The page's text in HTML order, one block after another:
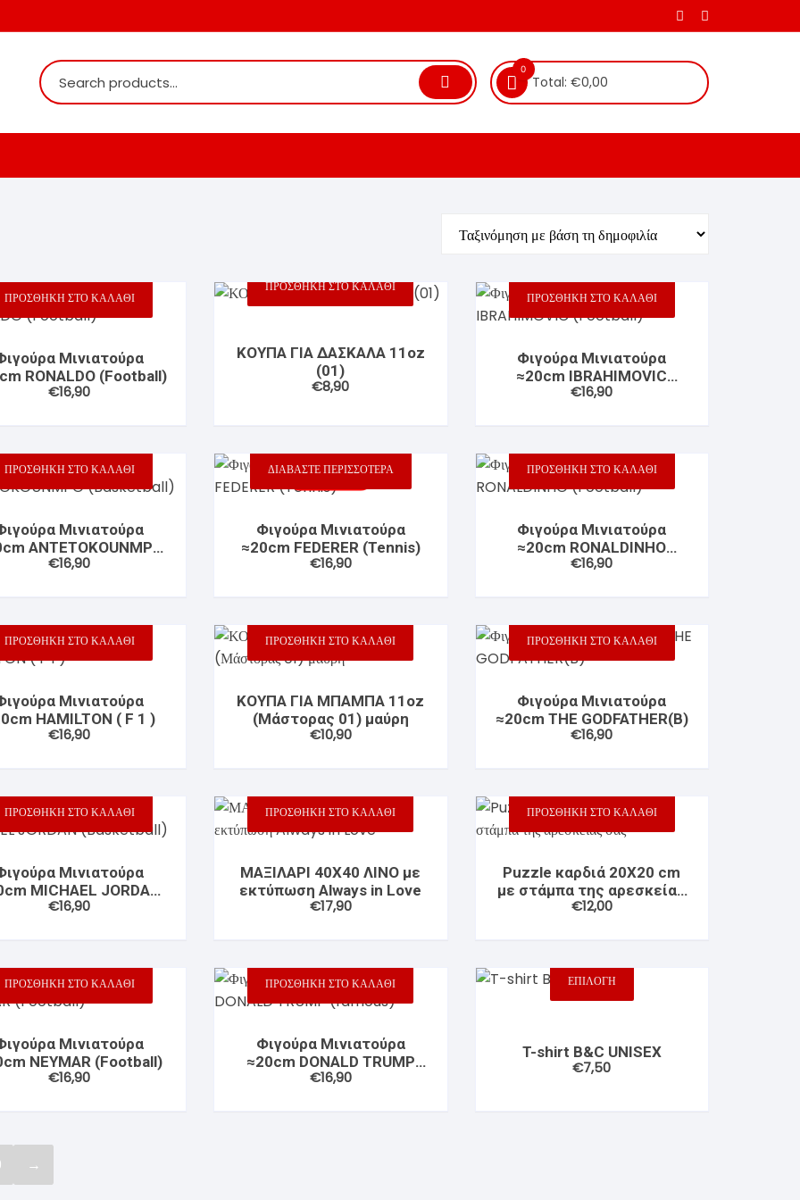
0
Total: €0,00
ΠΡΟΣΘΉΚΗ ΣΤΟ ΚΑΛΆΘΙ
Μινιατούρα
RONALDO (Football)
€16,90
ΠΡΟΣΘΉΚΗ ΣΤΟ ΚΑΛΆΘΙ
ΚΟΥΠΑ ΓΙΑ ΔΑΣΚΑΛΑ 11oz
(01)
€8,90
ΠΡΟΣΘΉΚΗ ΣΤΟ ΚΑΛΆΘΙ
Φιγούρα Μινιατούρα
≈20cm IBRAHIMOVIC
(Football)
€16,90
ΠΡΟΣΘΉΚΗ ΣΤΟ ΚΑΛΆΘΙ
Μινιατούρα
ANTETOKOUNMPO
(Basketball)
€16,90
Εξαντλημένο
ΔΙΑΒΆΣΤΕ ΠΕΡΙΣΣΌΤΕΡΑ
Φιγούρα Μινιατούρα
≈20cm FEDERER (Tennis)
€16,90
ΠΡΟΣΘΉΚΗ ΣΤΟ ΚΑΛΆΘΙ
Φιγούρα Μινιατούρα
≈20cm RONALDINHO
(Football)
€16,90
ΠΡΟΣΘΉΚΗ ΣΤΟ ΚΑΛΆΘΙ
Μινιατούρα
HAMILTON ( F 1 )
€16,90
ΠΡΟΣΘΉΚΗ ΣΤΟ ΚΑΛΆΘΙ
ΚΟΥΠΑ ΓΙΑ ΜΠΑΜΠΑ 11oz
(Μάστορας 01) μαύρη
€10,90
ΠΡΟΣΘΉΚΗ ΣΤΟ ΚΑΛΆΘΙ
Φιγούρα Μινιατούρα
≈20cm THE GODFATHER(B)
€16,90
ΠΡΟΣΘΉΚΗ ΣΤΟ ΚΑΛΆΘΙ
Μινιατούρα
MICHAEL JORDAN
(Basketball)
€16,90
ΠΡΟΣΘΉΚΗ ΣΤΟ ΚΑΛΆΘΙ
ΜΑΞΙΛΑΡΙ 40X40 ΛΙΝΟ με
εκτύπωση Always in Love
€17,90
ΠΡΟΣΘΉΚΗ ΣΤΟ ΚΑΛΆΘΙ
Puzzle καρδιά 20Χ20 cm
με στάμπα της αρεσκείας
σας
€12,00
ΠΡΟΣΘΉΚΗ ΣΤΟ ΚΑΛΆΘΙ
Μινιατούρα
NEYMAR (Football)
€16,90
ΠΡΟΣΘΉΚΗ ΣΤΟ ΚΑΛΆΘΙ
Φιγούρα Μινιατούρα
≈20cm DONALD TRUMP
(famous)
€16,90
ΕΠΙΛΟΓΉ
Αυτό
έχει
πολλαπλές
T-shirt B&C UNISEX
€7,50
→